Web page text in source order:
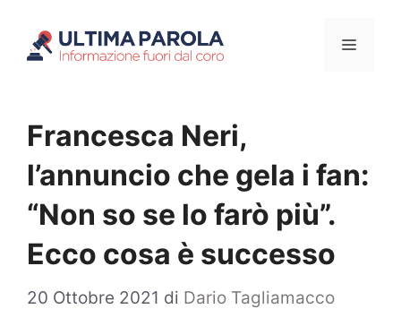
Menu
Francesca Neri,
l’annuncio che gela i fan:
“Non so se lo farò più”.
Ecco cosa è successo
20 Ottobre 2021 di Dario Tagliamacco